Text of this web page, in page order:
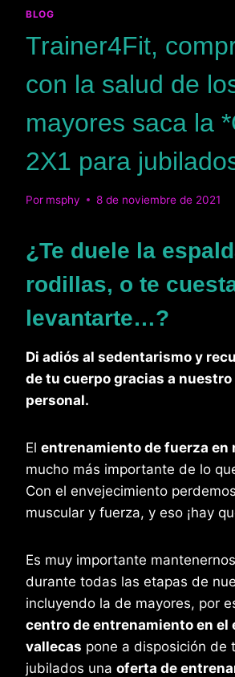
BLOG
Trainer4Fit,
con la salud de
mayores saca la
2X1 para
Por msphy 8 de noviembre de 2021
¿Te duele la
rodillas, o te
levantarte…?
Di adiós al sedentarismo y
de tu cuerpo gracias a
personal.
El entrenamiento de fuerza en
mucho más importante de lo
Con el envejecimiento
muscular y fuerza, y eso ¡hay
Es muy importante
durante todas las etapas de
incluyendo la de mayores, por
centro de entrenamiento en el
vallecas pone a disposición de
jubilados una oferta de